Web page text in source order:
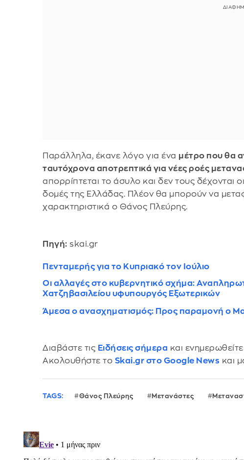
Παράλληλα, έκανε λόγο για ένα μέτρο που θα
ταυτόχρονα αποτρεπτικά για νέες ροές
απορρίπτεται το άσυλο και δεν τους
δομές της Ελλάδας. Πλέον θα μπορούν να
χαρακτηριστικά ο Θάνος Πλεύρης.
Πηγή: skai.gr
Πενταμερής για το Κυπριακό τον Ιούλιο
Οι αλλαγές στο κυβερνητικό σχήμα:
Χατζηβασιλείου υφυπουργός Εξωτερικών
Άμεσα ο ανασχηματισμός: Προς παραμονή ο
Διαβάστε τις Ειδήσεις σήμερα και
Ακολουθήστε το Skai.gr στο Google News και
TAGS: Θάνος Πλεύρης Μετανάστες